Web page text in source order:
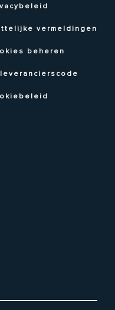
vermeldingen
beheren
leverancierscode